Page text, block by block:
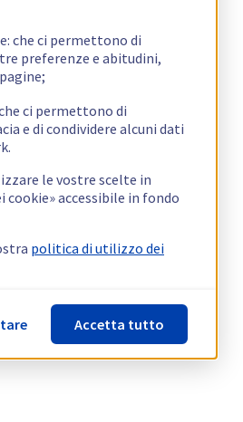
che ci permettono di
preferenze e abitudini,
ci permettono di
e di condividere alcuni dati
le vostre scelte in
accessibile in fondo
politica di utilizzo dei
Accetta tutto